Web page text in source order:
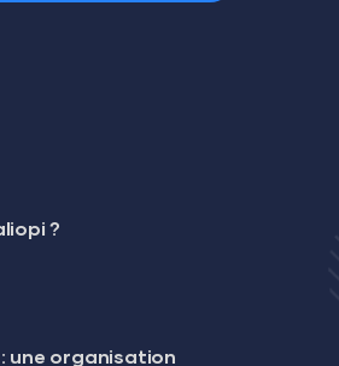
?
une organisation